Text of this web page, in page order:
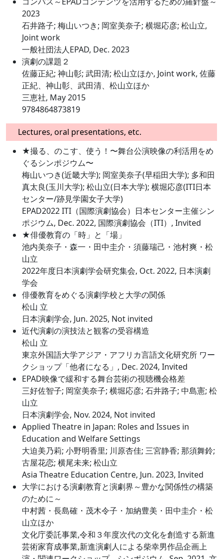
2023
石井路子; 梅山いつき; 岡室美奈子; 横堀応彦; 松山立,
Joint work
一般社団法人EPAD, Dec. 2023
演劇の課題２
佐藤正紀; 神山彰; 武田清; 松山立ほか, Joint work, 佐藤
正紀、神山彰、武田清、松山立ほか
三恵社, May 2015
9784864873819
Lectures, oral presentations, etc.
★撮る、のこす、使う！〜舞台公演映像の利活用をめ
ぐるシンポジウム〜
梅山いつき(近畿大学); 岡室美奈子(早稲田大学); 多和田
真太良(玉川大学); 松山立(日本大学); 横堀応彦(ITI日本
センター/跡見学園女子大学)
EPAD2022 ITI（国際演劇協会）日本センター主催シン
ポジウム, Dec. 2022, 国際演劇協会（ITI）, Invited
★俳優教育の「時」と「場」
池内美奈子・森一・田中圭介・須藤瑞己・池村爽・松
山立
2022年度日本演劇学会研究集会, Oct. 2022, 日本演劇
学会
俳優教育をめぐる演劇学校と大学の関係
松山 立
日本演劇学会, Jun. 2025, Not invited
近代演劇の演技法と観客の受容構造
松山 立
東京外国語大学アジア・アフリカ言語文化研究所 ワー
クショップ「他者になる」, Dec. 2024, Invited
EPAD映像で緩和する舞台芸術の視聴機会格差
三好佐智子; 岡室美奈子; 横堀応彦; 石井路子; 中島憲; 松
山立
日本演劇学会, Nov. 2024, Not invited
Applied Theatre in Japan: Roles and Issues in
Education and Welfare Settings
大迫美乃莉; 小野明香里; 川原杏佳; 三宮静香; 那須舞鈴;
古屋花恋; 横尾未来; 松山立
Asia Theatre Education Centre, Jun. 2023, Invited
大学における演劇教育と演劇界～豊かな関係性の構築
のために～
中村茜・長島確・茂木令子・加納豊美・田中圭介・松
山立ほか
文化庁委託事業,令和３年度次代の文化を創造する新進
芸術家育成事業,新進演劇人による柴幸男作品企画上